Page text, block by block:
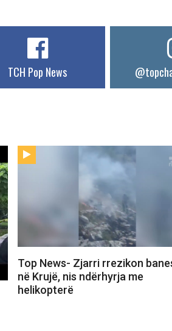
TCH Pop News
Top News- Zjarri rrezikon
në Krujë, nis ndërhyrja me
helikopterë